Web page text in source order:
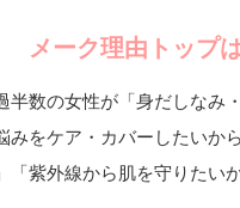
メーク理由トップ
半数の女性が「身だしなみ
みをケア・カバーしたいか
「紫外線から肌を守りたい